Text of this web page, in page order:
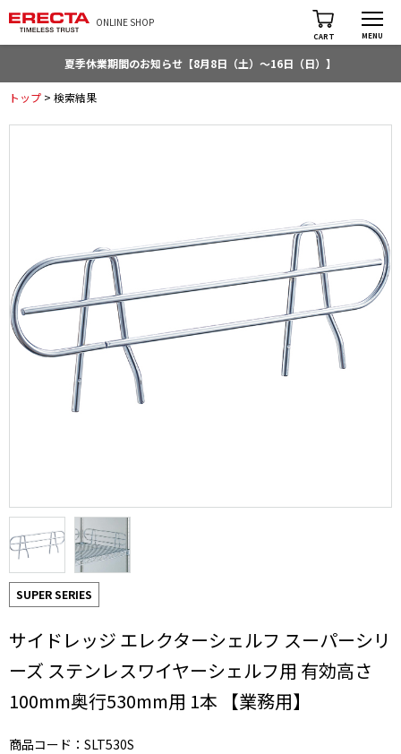
ONLINE SHOP
CART MENU
夏季休業期間のお知らせ【8月8日（土）～16日（日）】
トップ > 検索結果
SUPER SERIES
サイドレッジ エレクターシェルフ スーパーシリ
ーズ ステンレスワイヤーシェルフ用 有効高さ
100mm奥行530mm用 1本 【業務用】
商品コード：SLT530S